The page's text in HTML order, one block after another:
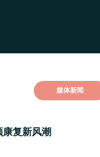
媒体新闻
复新风潮